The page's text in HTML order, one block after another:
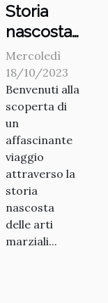
Storia
nascosta
delle arti
marziali
italiana
Mercoledì
18/10/2023
Benvenuti alla
scoperta di
un
affascinante
viaggio
attraverso la
storia
nascosta
delle arti
marziali...